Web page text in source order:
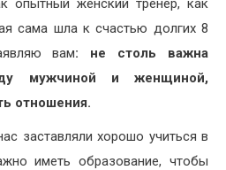
опытный женский тренер, как
сама шла к счастью долгих 8
вам: не столь важна
мужчиной и женщиной,
отношения.
заставляли хорошо учиться в
иметь образование, чтобы